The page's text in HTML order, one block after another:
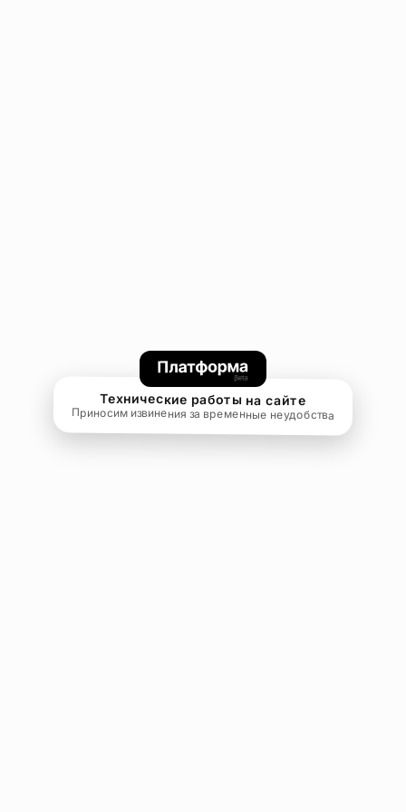
Технические работы на сайте
Приносим извинения за временные неудобства